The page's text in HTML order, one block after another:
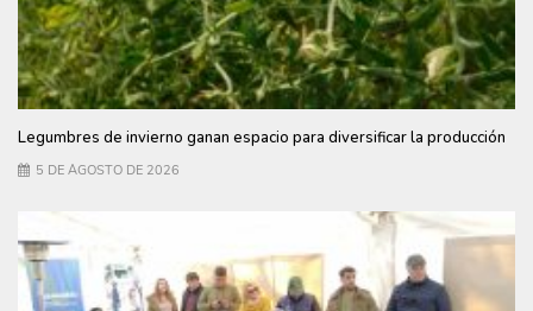
Legumbres de invierno ganan espacio para diversificar la producción
5 DE AGOSTO DE 2026